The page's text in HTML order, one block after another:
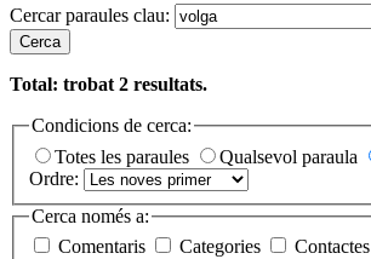
Cercar paraules clau:
Cerca
Total: trobat 2 resultats.
Condicions de cerca:
Totes les paraules
Qualsevol paraula
Ordre:
Cerca només a:
Comentaris
Categories Contactes